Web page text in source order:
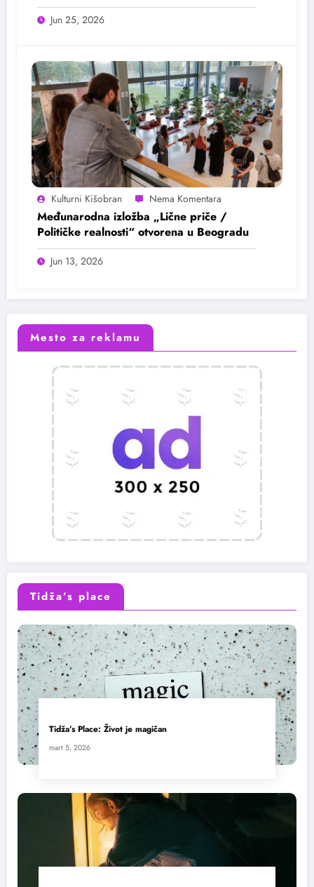
Jun 25, 2026
Kulturni Kišobran
Međunarodna izložba „Lične priče /
Političke realnosti“ otvorena u Beogradu
Jun 13, 2026
Mesto za reklamu
Tidža’s place
Tidža’s Place: Život je magičan
mart 5, 2026